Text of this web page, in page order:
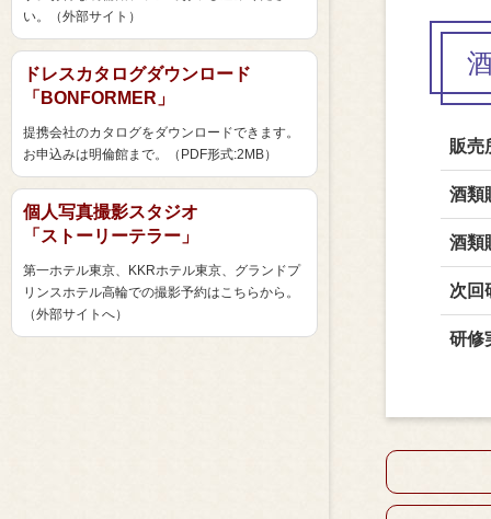
い。（外部サイト）
ドレスカタログダウンロード
「BONFORMER」
提携会社のカタログをダウンロードできます。
お申込みは明倫館まで。（PDF形式:2MB）
個人写真撮影スタジオ
「ストーリーテラー」
第一ホテル東京、KKRホテル東京、グランドプ
リンスホテル高輪での撮影予約はこちらから。
（外部サイトへ）
販売
酒類
酒類
次回
研修